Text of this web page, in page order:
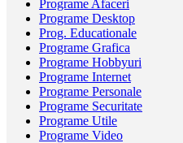
Programe Afaceri
Programe Desktop
Prog. Educationale
Programe Grafica
Programe Hobbyuri
Programe Internet
Programe Personale
Programe Securitate
Programe Utile
Programe Video